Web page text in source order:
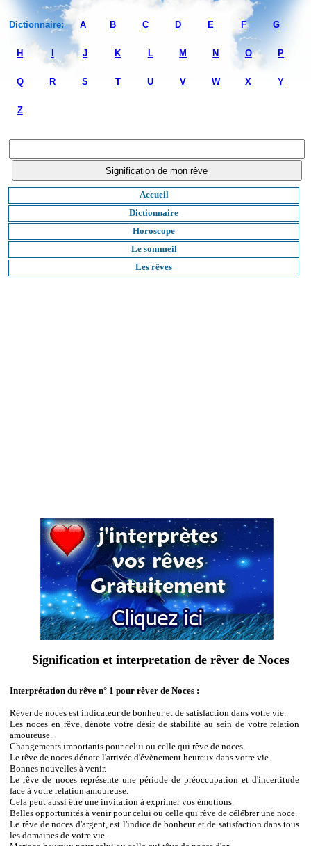
Dictionnaire: A B C D E F G
H J K L M N O P
Q R S T U V W X Y
Z
Accueil
Dictionnaire
Horoscope
Le sommeil
Les rêves
Signification et interpretation de rêver de Noces
Interprétation du rêve n° 1 pour rêver de Noces :
Rêver de noces est indicateur de bonheur et de satisfaction dans votre vie.
Les noces en rêve, dénote votre désir de stabilité au sein de votre relation
amoureuse.
Changements importants pour celui ou celle qui rêve de noces.
Le rêve de noces dénote l'arrivée d'évènement heureux dans votre vie.
Bonnes nouvelles à venir.
Le rêve de noces représente une période de préoccupation et d'incertitude
face à votre relation amoureuse.
Cela peut aussi être une invitation à exprimer vos émotions.
Belles opportunités à venir pour celui ou celle qui rêve de célébrer une noce.
Le rêve de noces d'argent, est l'indice de bonheur et de satisfaction dans tous
les domaines de votre vie.